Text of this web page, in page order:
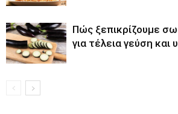
Πώς ξεπικρίζουμε
για τέλεια γεύση και